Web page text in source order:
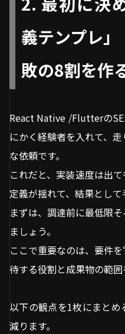
義テンプレ
敗の8割を作
React Native /Flutterの
にかく経験者を入れて、
な依頼です。
これだと、実装速度は出
定義が揺れて、結果として
まずは、調達前に最低限
ましょう。
ここで重要なのは、要件
待する役割と成果物の範囲
以下の観点を1枚にまとめ
減ります。